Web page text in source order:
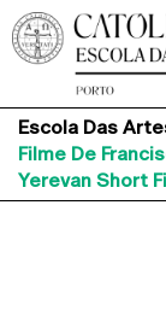
Escola Das
Filme De
Yerevan Short